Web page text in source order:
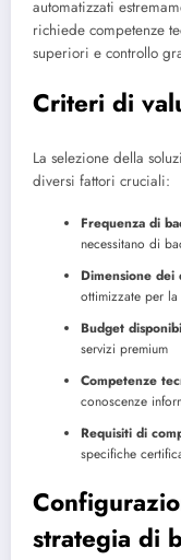
automatizzati
richiede competenze
superiori e controllo
Criteri di
La selezione della
diversi fattori cruciali:
Frequenza di
necessitano di
Dimensione dei
ottimizzate per
Budget
servizi premium
Competenze
conoscenze
Requisiti di
specifiche
strategia di